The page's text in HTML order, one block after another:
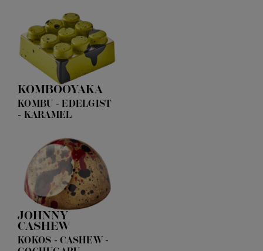
KOMBOOYAKA
KOMBU - EDELGIST
- KARAMEL
JOHNNY
CASHEW
KOKOS - CASHEW -